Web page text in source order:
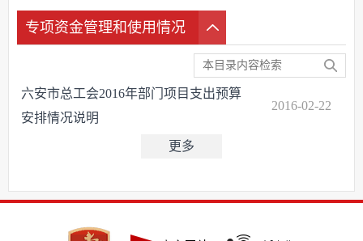
专项资金管理和使用情况
六安市总工会2016年部门项目支出预算
安排情况说明
2016-02-22
更多